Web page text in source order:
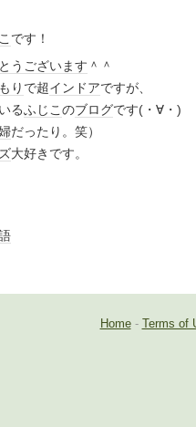
です！
うございます ＾＾
り で超インドアですが、
るふじこのブログです(・∀・)
だったり。笑）
大好きです。
Home- Terms of